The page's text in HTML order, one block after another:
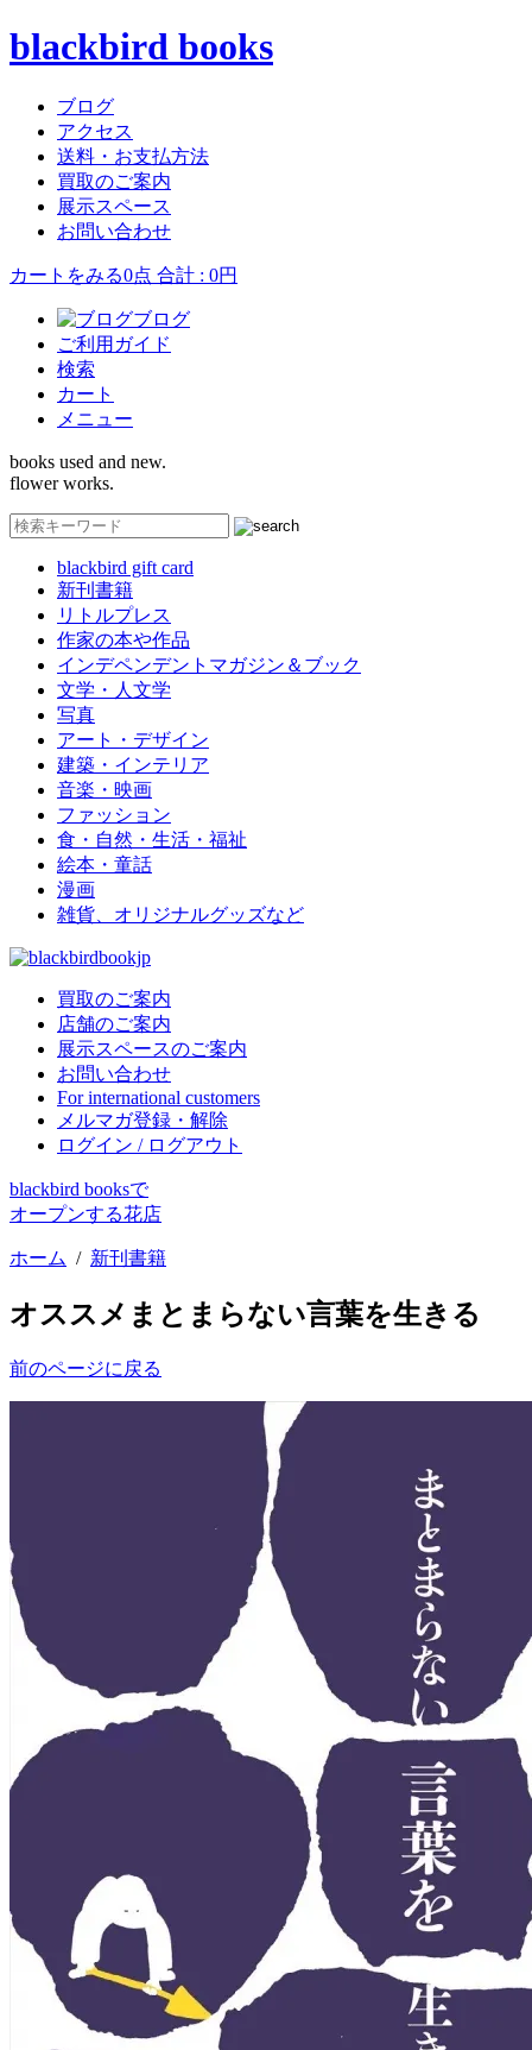
blackbird books
ブログ
アクセス
送料・お支払方法
買取のご案内
展示スペース
お問い合わせ
カートをみる0点 合計 : 0円
ブログ
ご利用ガイド
検索
カート
メニュー
books used and new.
flower works.
blackbird gift card
新刊書籍
リトルプレス
作家の本や作品
インデペンデントマガジン＆ブック
文学・人文学
写真
アート・デザイン
建築・インテリア
音楽・映画
ファッション
食・自然・生活・福祉
絵本・童話
漫画
雑貨、オリジナルグッズなど
買取のご案内
店舗のご案内
展示スペースのご案内
お問い合わせ
For international customers
メルマガ登録・解除
ログイン / ログアウト
blackbird booksで
オープンする花店
ホーム / 新刊書籍
オススメ まとまらない言葉を生きる
前のページに戻る